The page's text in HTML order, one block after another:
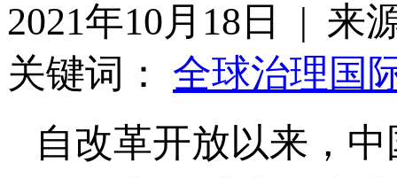
2021年10月18日 | 来
关键词： 全球治理 国
自改革开放以来，